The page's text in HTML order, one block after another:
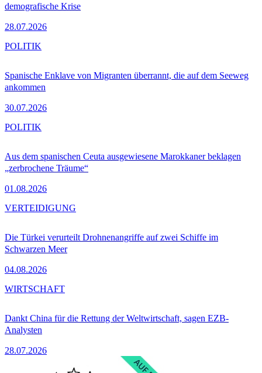
demografische Krise
28.07.2026
Spanische Enklave von Migranten überrannt, die auf dem Seeweg
ankommen
30.07.2026
POLITIK
Aus dem spanischen Ceuta ausgewiesene Marokkaner beklagen
„zerbrochene Träume“
01.08.2026
POLITIK
Die Türkei verurteilt Drohnenangriffe auf zwei Schiffe im
Schwarzen Meer
04.08.2026
VERTEIDIGUNG
Dankt China für die Rettung der Weltwirtschaft, sagen EZB-
Analysten
28.07.2026
WIRTSCHAFT